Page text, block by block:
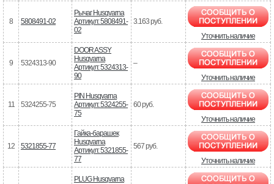
8 5808491-02
Рычаг Husqvarna
Артикул: 5808491-
02
3.163 руб.
Уточнить наличие
9 5324313-90
DOOR ASSY
Husqvarna
Артикул: 5324313-
90
–
Уточнить наличие
11 5324255-75
PIN Husqvarna
Артикул: 5324255-
75
60 руб.
Уточнить наличие
12 5321855-77
Гайка-барашек
Husqvarna
Артикул: 5321855-
77
567 руб.
Уточнить наличие
PLUG Husqvarna